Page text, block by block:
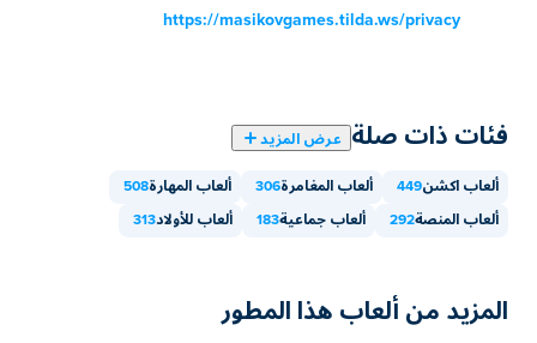
المحمولة مثل الهواتف والأجهزة اللوحية.
نعم! Stickman Parkour 3 هي لعبة فردية أو متعددة اللاعبين
حتى تتمكن من اللعب مع صديقك!
https://masikovgames.tilda.ws/privacy
فئات ذات صلة عرض المزيد
ألعاب اكشن449 ألعاب المغامرة306 ألعاب المهارة508
ألعاب المنصة292 ألعاب جماعية183 ألعاب للأولاد313
المزيد من ألعاب هذا المطور